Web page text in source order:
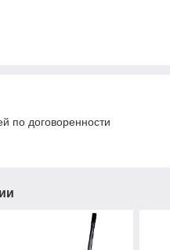
по договоренности